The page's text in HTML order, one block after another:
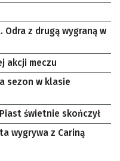
Odra z drugą wygraną w
akcji meczu
sezon w klasie
świetnie skończył
wygrywa z Cariną